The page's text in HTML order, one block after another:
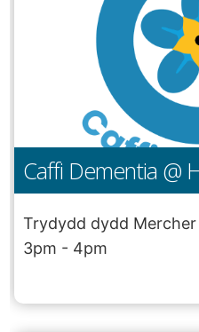
Caffi Dementia @
Trydydd dydd Mercher
3pm - 4pm